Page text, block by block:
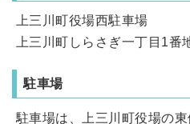
上三川町役場西駐車場
上三川町しらさぎ一丁目1番
駐車場
駐車場は、上三川町役場の